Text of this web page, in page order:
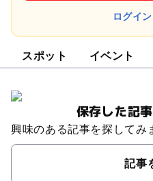
ログイ
スポット イベント
保存した記
興味のある記事を探してみ
記事